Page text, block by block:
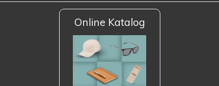
Online Katalog